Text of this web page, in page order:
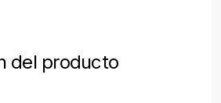
del producto